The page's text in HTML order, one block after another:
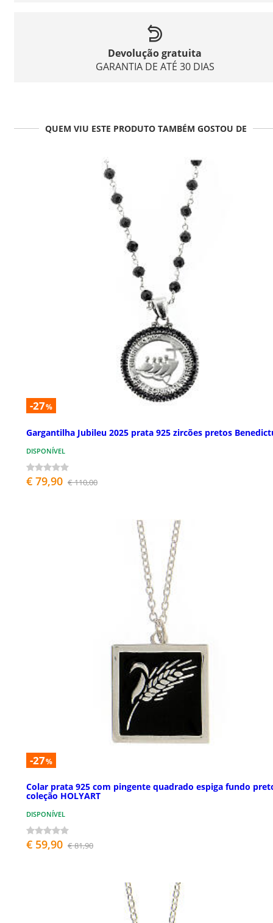
Devolução gratuita
GARANTIA DE ATÉ 30 DIAS
QUEM VIU ESTE PRODUTO TAMBÉM GOSTOU DE
-27%
Gargantilha Jubileu 2025 prata 925 zircões pretos
DISPONÍVEL
€ 79,90 € 110,00
-27%
Colar prata 925 com pingente quadrado espiga fundo
coleção HOLYART
DISPONÍVEL
€ 59,90 € 81,90